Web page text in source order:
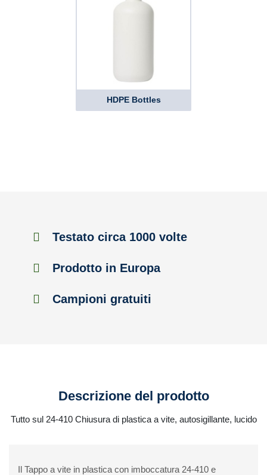
HDPE Bottles
Testato circa 1000 volte
Prodotto in Europa
Campioni gratuiti
Descrizione del prodotto
Tutto sul 24-410 Chiusura di plastica a vite, autosigillante, lucido
Il Tappo a vite in plastica con imboccatura 24-410 e